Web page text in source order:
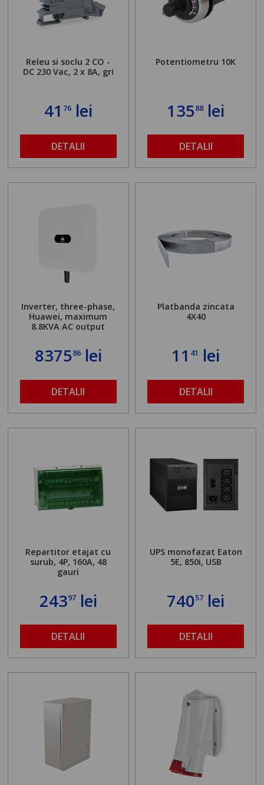
Releu si soclu 2 CO -
DC 230 Vac, 2 x 8A, gri
41 76lei
DETALII
Potentiometru 10K
13588lei
DETALII
Inverter, three-phase,
Huawei, maximum
8.8KVA AC output
837586lei
DETALII
Platbanda zincata
4X40
11 41 lei
DETALII
Repartitor etajat cu
surub, 4P, 160A, 48
gauri
24397lei
DETALII
UPS monofazat Eaton
5E, 850i, USB
74057 lei
DETALII